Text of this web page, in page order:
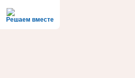
Решаем вместе